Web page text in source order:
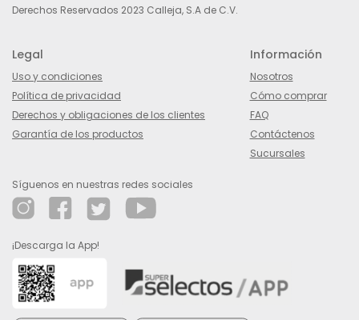
Derechos Reservados 2023 Calleja, S.A de C.V.
Legal
Uso y condiciones
Política de privacidad
Derechos y obligaciones de los clientes
Garantía de los productos
Información
Nosotros
Cómo comprar
FAQ
Contáctenos
Sucursales
Síguenos en nuestras redes sociales
¡Descarga la App!